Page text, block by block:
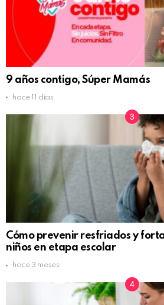
9 años contigo, Súper Mamás
hace 11 días
Cómo prevenir resfriados y
niños en etapa escolar
hace 3 meses